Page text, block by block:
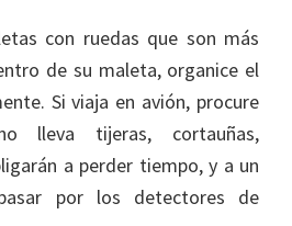
con ruedas que son más
de su maleta, organice el
Si viaja en avión, procure
lleva tijeras, cortauñas,
a perder tiempo, y a un
por los detectores de